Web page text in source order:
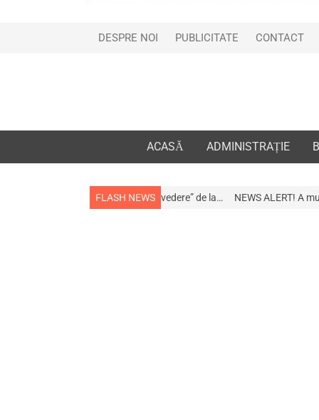
DESPRE NOI PUBLICITATE CONTACT
ACASĂ ADMINISTRAȚIE
FLASH NEWS
apropiații „la revedere” de la… NEWS ALERT! A murit afaceristul